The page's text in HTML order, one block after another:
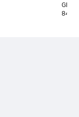
GERI
84 €